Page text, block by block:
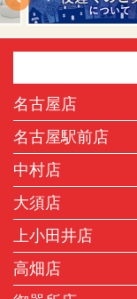
名古屋店
名古屋駅前店
中村店
大須店
上小田井店
高畑店